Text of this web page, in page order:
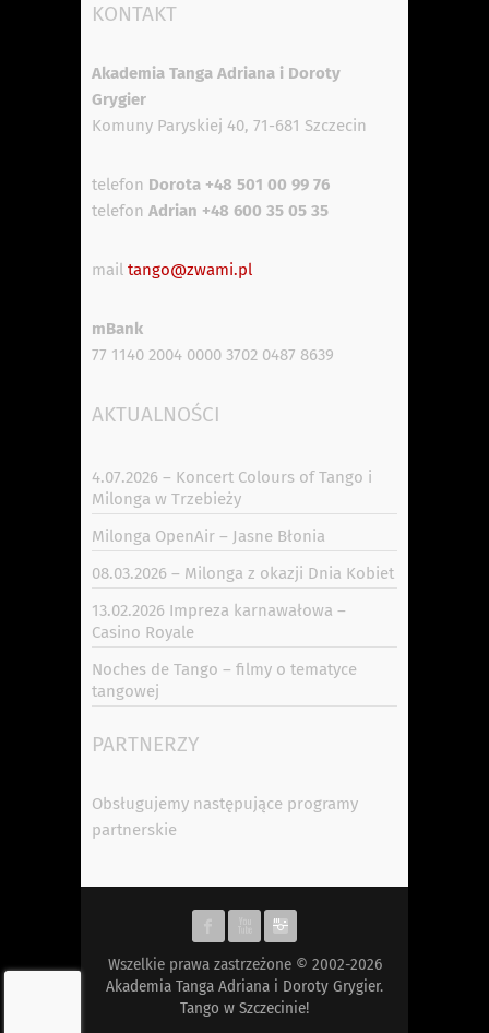
KONTAKT
Akademia Tanga Adriana i Doroty
Grygier
Komuny Paryskiej 40, 71-681 Szczecin
telefon Dorota +48 501 00 99 76
telefon Adrian +48 600 35 05 35
mail tango@zwami.pl
mBank
77 1140 2004 0000 3702 0487 8639
AKTUALNOŚCI
4.07.2026 – Koncert Colours of Tango i
Milonga w Trzebieży
Milonga OpenAir – Jasne Błonia
08.03.2026 – Milonga z okazji Dnia Kobiet
13.02.2026 Impreza karnawałowa –
Casino Royale
Noches de Tango – filmy o tematyce
tangowej
PARTNERZY
Obsługujemy następujące programy
partnerskie
Wszelkie prawa zastrzeżone © 2002-2026
Akademia Tanga Adriana i Doroty Grygier.
Tango w Szczecinie!